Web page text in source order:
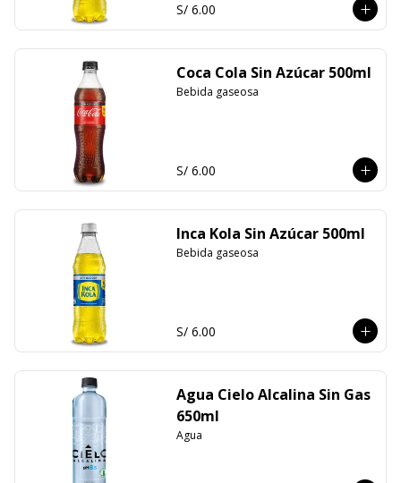
S/ 6.00
Coca Cola Sin Azúcar 500ml
Bebida gaseosa
S/ 6.00
Inca Kola Sin Azúcar 500ml
Bebida gaseosa
S/ 6.00
Agua Cielo Alcalina Sin Gas
650ml
Agua